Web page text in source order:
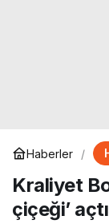
Haberler
Kraliyet
çiçeği’